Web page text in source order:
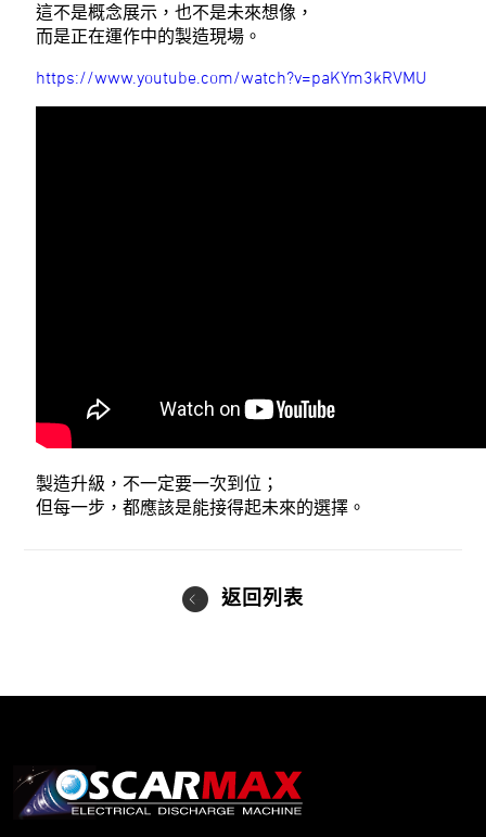
這不是概念展示，也不是未來想像，
而是正在運作中的製造現場。
https://www.youtube.com/watch?v=paKYm3kRVMU
製造升級，不一定要一次到位；
但每一步，都應該是能接得起未來的選擇。
返回列表